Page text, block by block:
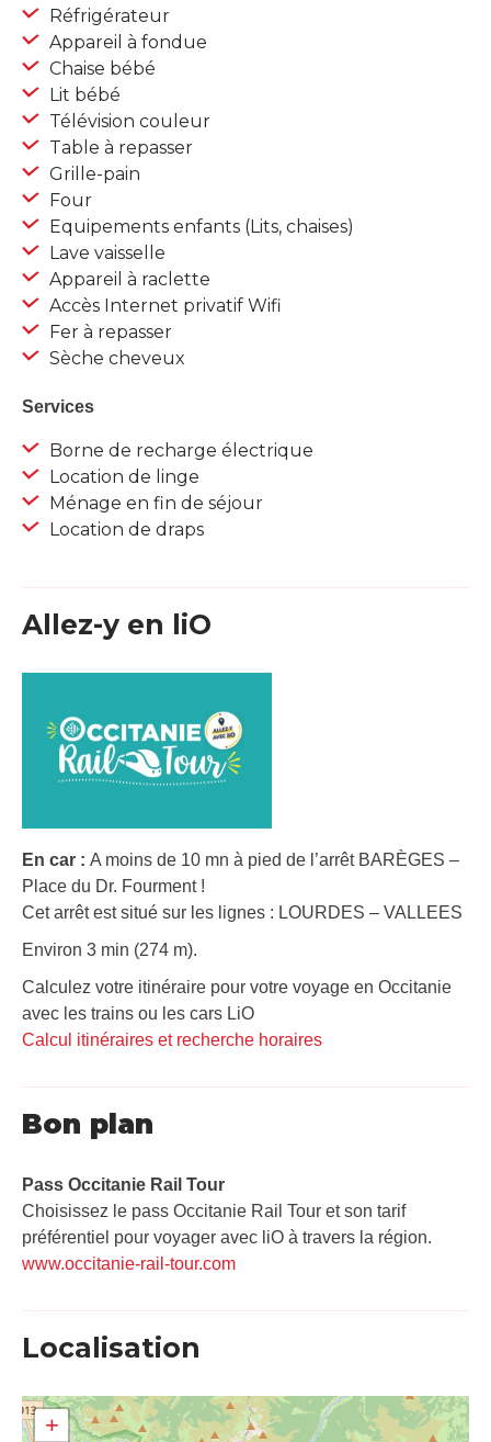
Réfrigérateur
Appareil à fondue
Chaise bébé
Lit bébé
Télévision couleur
Table à repasser
Grille-pain
Four
Equipements enfants (Lits, chaises)
Lave vaisselle
Appareil à raclette
Accès Internet privatif Wifi
Fer à repasser
Sèche cheveux
Services
Borne de recharge électrique
Location de linge
Ménage en fin de séjour
Location de draps
Allez-y en liO
En car : A moins de 10 mn à pied de l’arrêt BARÈGES –
Place du Dr. Fourment !
Cet arrêt est situé sur les lignes : LOURDES – VALLEES
Environ 3 min (274 m).
Calculez votre itinéraire pour votre voyage en Occitanie
avec les trains ou les cars LiO
Calcul itinéraires et recherche horaires
Bon plan
Pass Occitanie Rail Tour​
Choisissez le pass Occitanie Rail Tour et son tarif
préférentiel pour voyager avec liO à travers la région.
www.occitanie-rail-tour.com
Localisation
+